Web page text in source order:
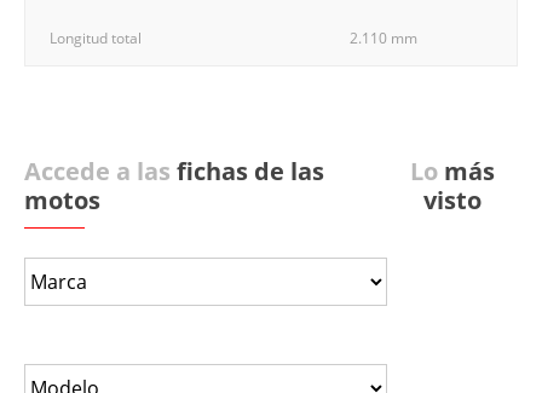
Longitud total 2.110 mm
Accede a las fichas de las
motos
Lo más
visto